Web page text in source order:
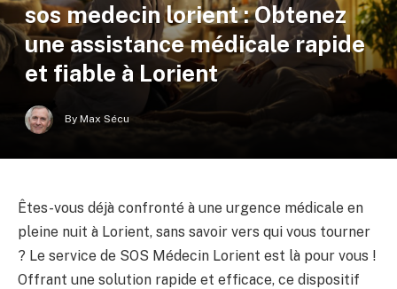
sos medecin lorient : Obtenez
une assistance médicale rapide
et fiable à Lorient
By Max Sécu
Êtes-vous déjà confronté à une urgence médicale en
pleine nuit à Lorient, sans savoir vers qui vous tourner
? Le service de SOS Médecin Lorient est là pour vous !
Offrant une solution rapide et efficace, ce dispositif